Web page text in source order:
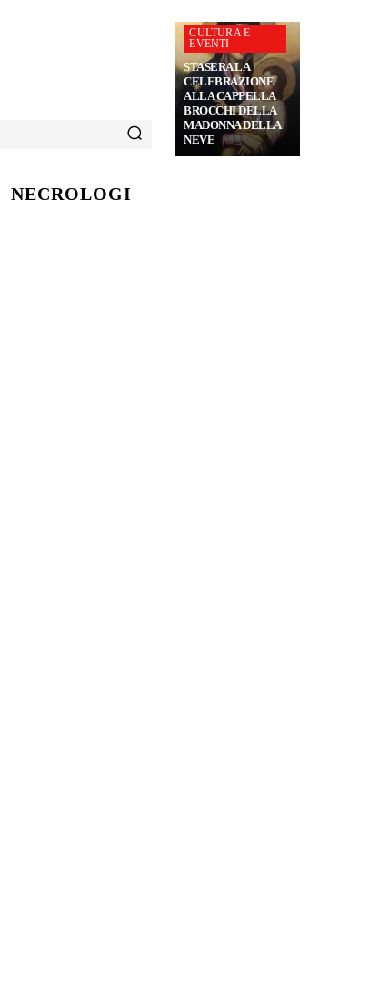
CULTURA E
EVENTI
STASERA LA
CELEBRAZIONE
ALLA CAPPELLA
BROCCHI DELLA
MADONNA DELLA
NEVE
NECROLOGI